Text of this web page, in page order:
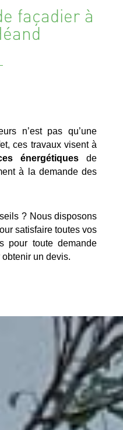
façadier à
n’est pas qu’une
ces travaux visent à
énergétiques de
à la demande des
? Nous disposons
satisfaire toutes vos
pour toute demande
un devis.